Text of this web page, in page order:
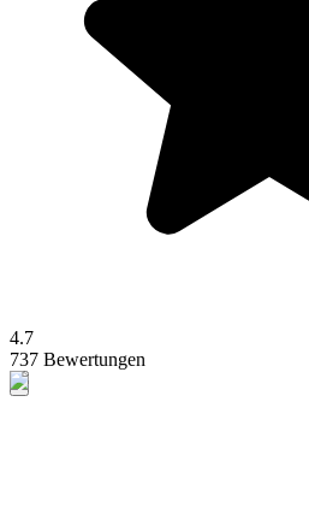
4.7
737 Bewertungen